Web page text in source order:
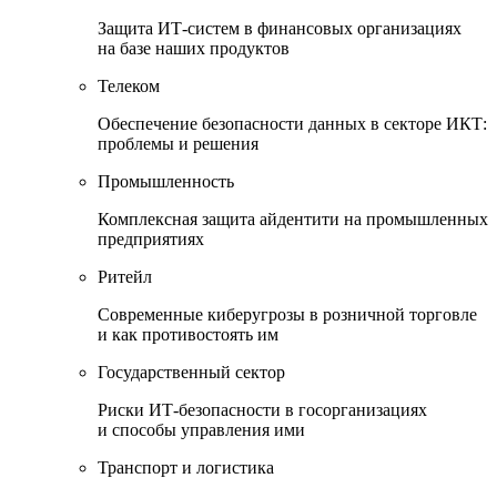
Защита ИТ-систем в финансовых организациях
на базе наших продуктов
Телеком
Обеспечение безопасности данных в секторе ИКТ:
проблемы и решения
Промышленность
Комплексная защита айдентити на промышленных
предприятиях
Ритейл
Современные киберугрозы в розничной торговле
и как противостоять им
Государственный сектор
Риски ИТ-безопасности в госорганизациях
и способы управления ими
Транспорт и логистика